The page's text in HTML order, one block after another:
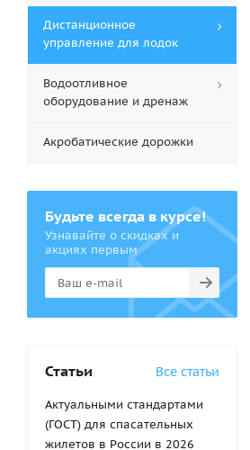
Дистанционное
управление для лодок
Водоотливное
оборудование и дренаж
Акробатические дорожки
Будьте всегда в курсе!
Узнавайте о скидках и
акциях первым
Статьи Все статьи
Актуальными стандартами
(ГОСТ) для спасательных
жилетов в России в 2026